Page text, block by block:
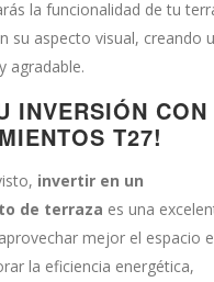
la funcionalidad de tu
su aspecto visual, creando
agradable.
INVERSIÓN CON
T27!
invertir en un
de terraza es una
mejor el espacio
la eficiencia energética,